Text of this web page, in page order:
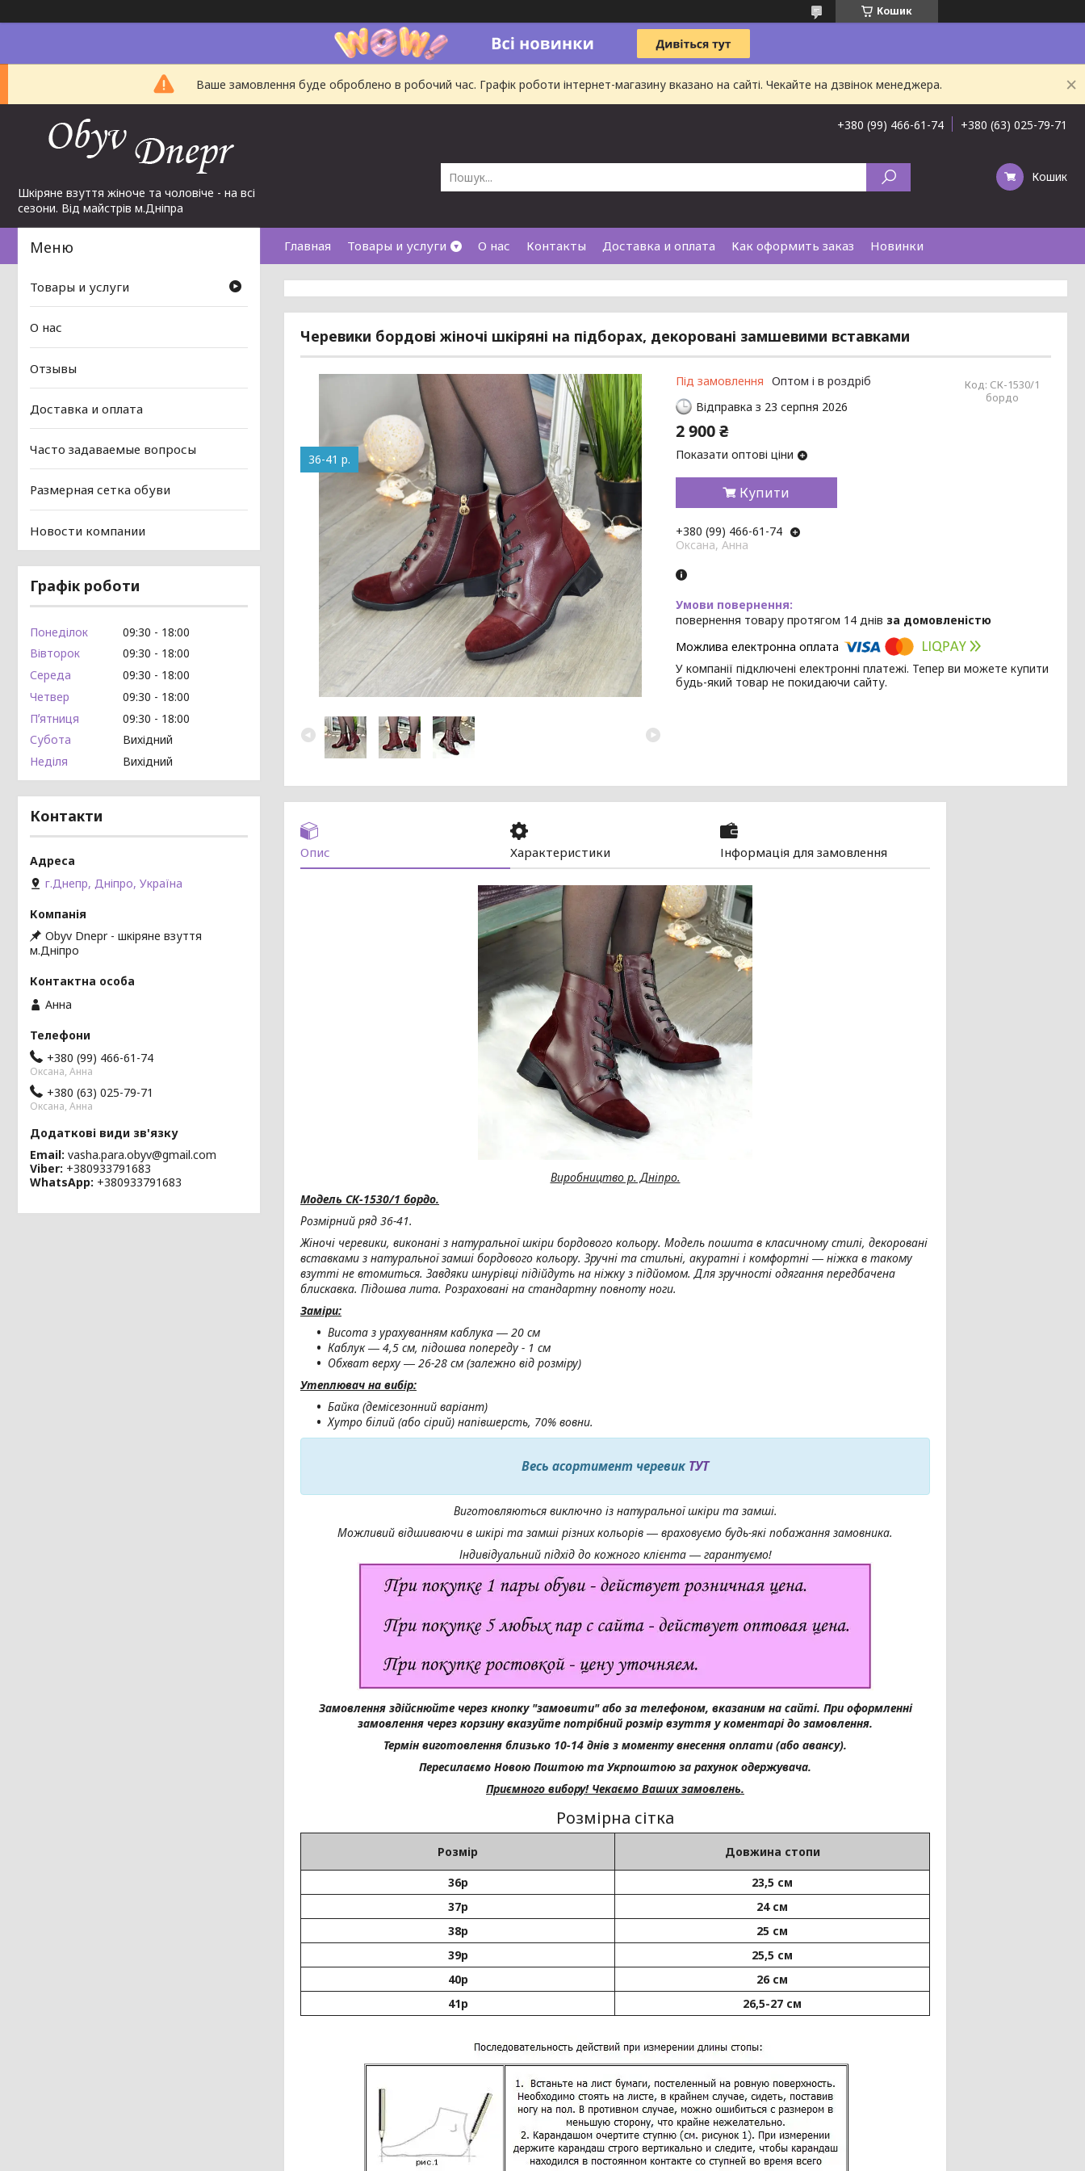
Кошик
Ваше замовлення буде оброблено в робочий час. Графік роботи інтернет-магазину вказано на сайті. Чекайте на дзвінок менеджера.
Шкіряне взуття жіноче та чоловіче - на всі
сезони. Від майстрів м.Дніпра
+380 (99) 466-61-74 +380 (63) 025-79-71
Кошик
Главная Товары и услуги О нас Контакты Доставка и оплата Как оформить заказ Новинки
Черевики бордові жіночі шкіряні на підборах, декоровані замшевими вставками
36-41 р.
Під замовлення Оптом і в роздріб Код: СК-1530/1
бордо
Відправка з 23 серпня 2026
2 900 ₴
Показати оптові ціни
Купити
+380 (99) 466-61-74
Оксана, Анна
повернення товару протягом 14 днів за домовленістю
У компанії підключені електронні платежі. Тепер ви можете купити
будь-який товар не покидаючи сайту.
Опис Характеристики Інформація для замовлення
Виробництво р. Дніпро.
Модель СК-1530/1 бордо.
Розмірний ряд 36-41.
Жіночі черевики, виконані з натуральної шкіри бордового кольору. Модель пошита в класичному стилі, декоровані
вставками з натуральної замші бордового кольору. Зручні та стильні, акуратні і комфортні ― ніжка в такому
взутті не втомиться. Завдяки шнурівці підійдуть на ніжку з підйомом. Для зручності одягання передбачена
блискавка. Підошва лита. Розраховані на стандартну повноту ноги.
Заміри:
Висота з урахуванням каблука ― 20 см
Каблук ― 4,5 см, підошва попереду - 1 см
Обхват верху ― 26-28 см (залежно від розміру)
Утеплювач на вибір:
Байка (демісезонний варіант)
Хутро білий (або сірий) напівшерсть, 70% вовни.
Весь асортимент черевик ТУТ
Виготовляються виключно із натуральної шкіри та замші.
Можливий відшиваючи в шкірі та замші різних кольорів ― враховуємо будь-які побажання замовника.
Індивідуальний підхід до кожного клієнта ― гарантуємо!
Замовлення здійснюйте через кнопку "замовити" або за телефоном, вказаним на сайті. При оформленні
замовлення через корзину вказуйте потрібний розмір взуття у коментарі до замовлення.
Термін виготовлення близько 10-14 днів з моменту внесення оплати (або авансу).
Пересилаємо Новою Поштою та Укрпоштою за рахунок одержувача.
Приємного вибору! Чекаємо Ваших замовлень.
Розмір Довжина стопи
Розмірна сітка
36р
23,5 см
37р
24 см
38р
25 см
39р
25,5 см
40р
26 см
41р
26,5-27 см
Товары и услуги
О нас
Отзывы
Доставка и оплата
Часто задаваемые вопросы
Размерная сетка обуви
Новости компании
Графік роботи
Понеділок 09:30
18:00
Вівторок
09:30
18:00
Середа
09:30
18:00
Четвер
09:30
18:00
Пʼятниця
09:30
18:00
Субота
Вихідний
Неділя
Вихідний
Контакти
г.Днепр, Дніпро, Україна
Obyv Dnepr - шкіряне взуття
м.Дніпро
Анна
+380 (99) 466-61-74
Оксана, Анна
+380 (63) 025-79-71
Оксана, Анна
Email vasha.para.obyv@gmail.com
Viber +380933791683
WhatsApp +380933791683